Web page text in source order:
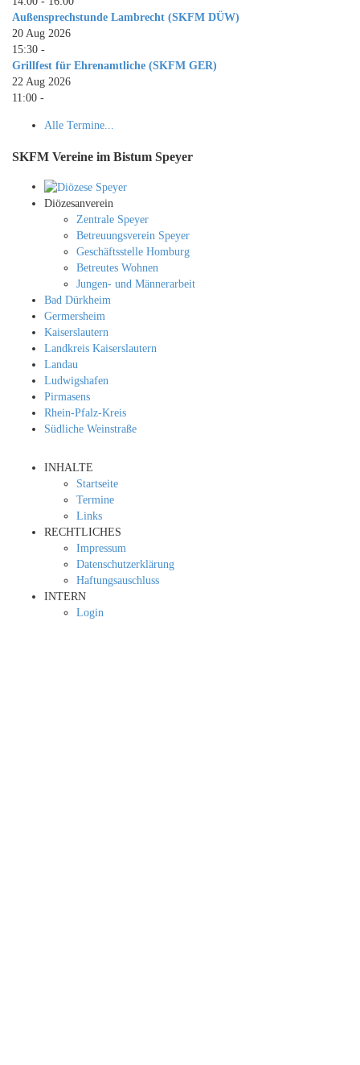
Außensprechstunde Lambrecht (SKFM DÜW)
20 Aug 2026
15:30 -
Grillfest für Ehrenamtliche (SKFM GER)
22 Aug 2026
11:00 -
Alle Termine...
SKFM Vereine im Bistum Speyer
Diözesanverein
Zentrale Speyer
Betreuungsverein Speyer
Geschäftsstelle Homburg
Betreutes Wohnen
Jungen- und Männerarbeit
Bad Dürkheim
Germersheim
Kaiserslautern
Landkreis Kaiserslautern
Landau
Ludwigshafen
Pirmasens
Rhein-Pfalz-Kreis
Südliche Weinstraße
INHALTE
Startseite
Termine
Links
RECHTLICHES
Impressum
Datenschutzerklärung
Haftungsauschluss
INTERN
Login